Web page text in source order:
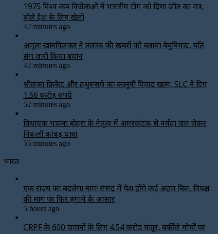
1975 विश्व कप विजेताओं ने भारतीय टीम को दिया जीत का मंत्र,
बोले देश के लिए खेलो
42 minutes ago
अमृता खानविलकर ने तलाक की खबरों को बताया बेबुनियाद, पति
संग जारी किया बयान
42 minutes ago
श्रीलंका क्रिकेट और हथुरुसिंघे का कानूनी विवाद खत्म, SLC ने दिए
1.56 करोड़ रुपये
52 minutes ago
विधायक भावना बोहरा के नेतृत्व में अमरकंटक से नर्मदा जल लेकर
निकली कांवड़ यात्रा
55 minutes ago
भारत
एक राज्य का बदलेगा नाम! संसद में पेश होंगे कई अहम बिल, विपक्ष
की मांग पर फिर हंगामे के आसार
5 hours ago
CRPF के 600 जवानों के लिए ₹4.54 करोड़ मंजूर, बर्फीले मोर्चों पर